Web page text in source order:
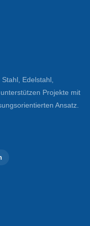
Edelstahl,
Projekte mit
Ansatz.